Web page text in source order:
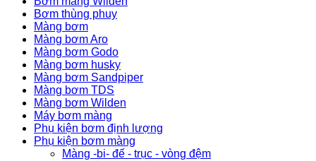
Bơm thùng phuy
Màng bơm
Màng bơm Aro
Màng bơm Godo
Màng bơm husky
Màng bơm Sandpiper
Màng bơm TDS
Màng bơm Wilden
Máy bơm màng
Phụ kiện bơm định lượng
Phụ kiện bơm màng
Màng -bi- đế - trục - vòng đệm